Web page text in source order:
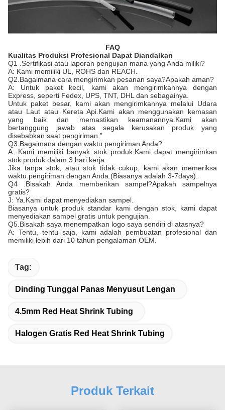
FAQ
Kualitas Produksi Profesional Dapat Diandalkan
Q1 .Sertifikasi atau laporan pengujian mana yang Anda miliki?
A: Kami memiliki UL, ROHS dan REACH.
Q2.Bagaimana cara mengirimkan pesanan saya?Apakah aman?
A: Untuk paket kecil, kami akan mengirimkannya dengan
Express, seperti Fedex, UPS, TNT, DHL dan sebagainya.
Untuk paket besar, kami akan mengirimkannya melalui Udara
atau Laut atau Kereta Api.Kami akan menggunakan kemasan
yang baik dan memastikan keamanannya.Kami akan
bertanggung jawab atas segala kerusakan produk yang
disebabkan saat pengiriman.”
Q3.Bagaimana dengan waktu pengiriman Anda?
A: Kami memiliki banyak stok produk.Kami dapat mengirimkan
stok produk dalam 3 hari kerja.
Jika tanpa stok, atau stok tidak cukup, kami akan memeriksa
waktu pengiriman dengan Anda.(Biasanya adalah 3-7days).
Q4 .Bisakah Anda memberikan sampel?Apakah sampelnya
gratis?
J: Ya.Kami dapat menyediakan sampel.
Biasanya untuk produk standar kami dengan stok, kami dapat
menyediakan sampel gratis untuk pengujian.
Q5.Bisakah saya menempatkan logo saya sendiri di atasnya?
A: Tentu, tentu saja, kami adalah pembuatan profesional dan
memiliki lebih dari 10 tahun pengalaman OEM.
Tag:
Dinding Tunggal Panas Menyusut Lengan
4.5mm Red Heat Shrink Tubing
Halogen Gratis Red Heat Shrink Tubing
Produk Terkait